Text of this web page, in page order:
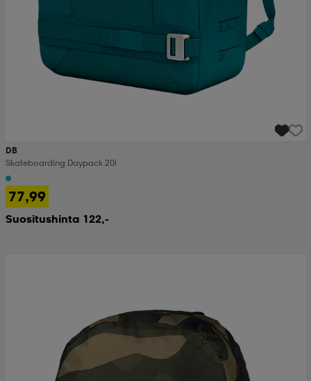
DB
Skateboarding Daypack 20l
77,99
Suositushinta 122,-